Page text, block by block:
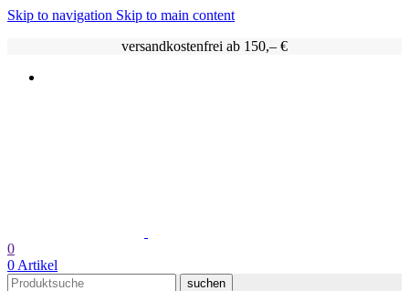
Skip to navigation Skip to main content
versandkostenfrei ab 150,– €
0
0 Artikel
suchen